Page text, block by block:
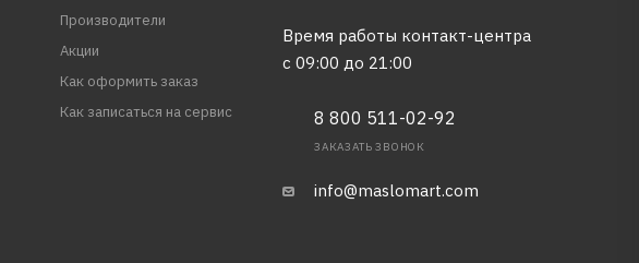
Производители
Акции
Как оформить заказ
Как записаться на сервис
Время работы контакт-центра
с 09:00 до 21:00
8 800 511-02-92
ЗАКАЗАТЬ ЗВОНОК
info@maslomart.com